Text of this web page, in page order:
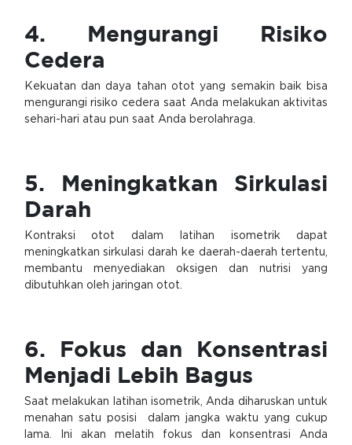
4. Mengurangi Risiko
Cedera
Kekuatan dan daya tahan otot yang semakin baik bisa
mengurangi risiko cedera saat Anda melakukan aktivitas
sehari-hari atau pun saat Anda berolahraga.
5. Meningkatkan Sirkulasi
Darah
Kontraksi otot dalam latihan isometrik dapat
meningkatkan sirkulasi darah ke daerah-daerah tertentu,
membantu menyediakan oksigen dan nutrisi yang
dibutuhkan oleh jaringan otot.
6. Fokus dan Konsentrasi
Menjadi Lebih Bagus
Saat melakukan latihan isometrik, Anda diharuskan untuk
menahan satu posisi dalam jangka waktu yang cukup
lama. Ini akan melatih fokus dan konsentrasi Anda